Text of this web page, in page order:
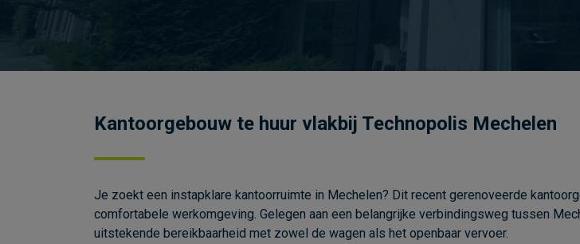
Kantoorgebouw te huur vlakbij Technopolis Mechelen
Je zoekt een instapklare kantoorruimte in Mechelen? Dit recent gerenoveerde
comfortabele werkomgeving. Gelegen aan een belangrijke verbindingsweg tussen
uitstekende bereikbaarheid met zowel de wagen als het openbaar vervoer.